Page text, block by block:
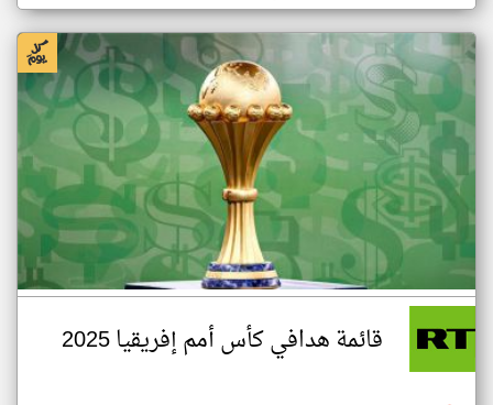
قائمة هدافي كأس أمم إفريقيا 2025